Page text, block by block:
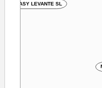
MAXEASY LEVANTE SL